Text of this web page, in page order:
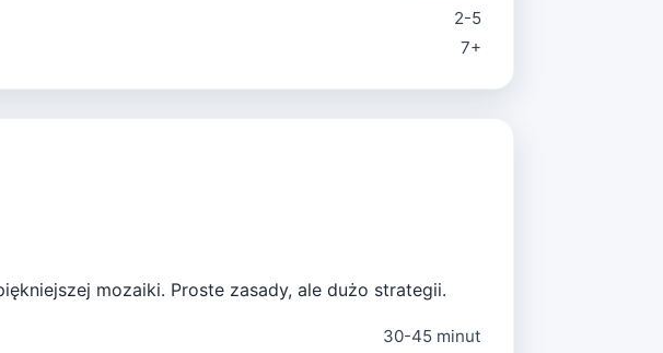
2-5
7+
mozaiki. Proste zasady, ale dużo strategii.
30-45 minut